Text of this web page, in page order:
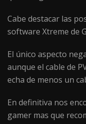
Cabe destacar las
software Xtreme de
El único aspecto
aunque el cable de
echa de menos un
En definitiva nos
gamer mas que